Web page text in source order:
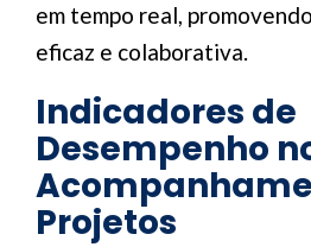
em tempo real,
eficaz e colaborativa.
Indicadores de
Desempenho
Projetos